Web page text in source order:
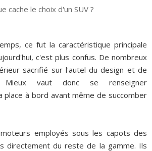
ce fut la caractéristique principale
c'est plus confus. De nombreux
sacrifié sur l'autel du design et de
Mieux vaut donc se renseigner
à bord avant même de succomber
employés sous les capots des
directement du reste de la gamme. Ils